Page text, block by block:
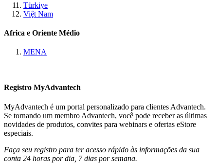
Türkiye
Việt Nam
Africa e Oriente Médio
MENA
Registro MyAdvantech
MyAdvantech é um portal personalizado para clientes Advantech.
Se tornando um membro Advantech, você pode receber as últimas
novidades de produtos, convites para webinars e ofertas eStore
especiais.
Faça seu registro para ter acesso rápido às informações da sua
conta 24 horas por dia, 7 dias por semana.